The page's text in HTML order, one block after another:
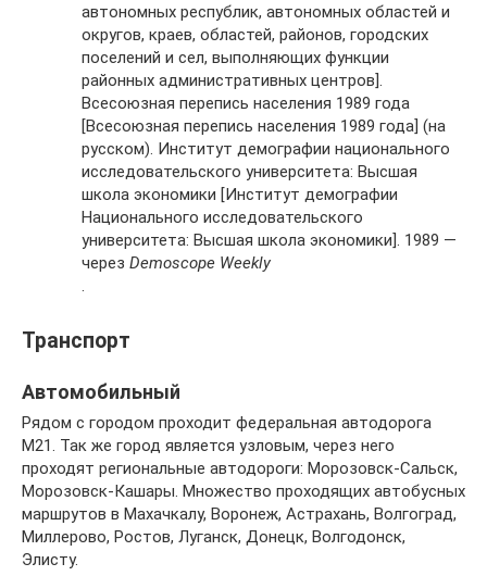
автономных республик, автономных областей и
округов, краев, областей, районов, городских
поселений и сел, выполняющих функции
районных административных центров].
Всесоюзная перепись населения 1989 года
[Всесоюзная перепись населения 1989 года] (на
русском). Институт демографии национального
исследовательского университета: Высшая
школа экономики [Институт демографии
Национального исследовательского
университета: Высшая школа экономики]. 1989 —
через Demoscope Weekly
.
Транспорт
Автомобильный
Рядом с городом проходит федеральная автодорога
М21. Так же город является узловым, через него
проходят региональные автодороги: Морозовск-Сальск,
Морозовск-Кашары. Множество проходящих автобусных
маршрутов в Махачкалу, Воронеж, Астрахань, Волгоград,
Миллерово, Ростов, Луганск, Донецк, Волгодонск,
Элисту.